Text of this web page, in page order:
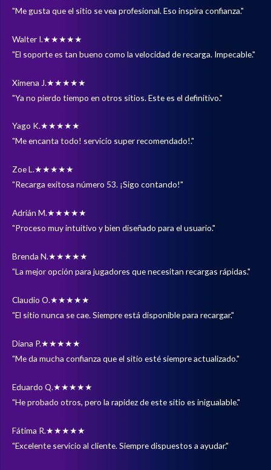
"Me gusta que el sitio se vea profesional. Eso inspira confianza."
Walter I.★★★★★
"El soporte es tan bueno como la velocidad de recarga. Impecable."
Ximena J.★★★★★
"Ya no pierdo tiempo en otros sitios. Este es el definitivo."
Yago K.★★★★★
"Me encanta todo! servicio super recomendado!."
Zoe L.★★★★★
"Recarga exitosa número 53. ¡Sigo contando!"
Adrián M.★★★★★
"Proceso muy intuitivo y bien diseñado para el usuario."
Brenda N.★★★★★
"La mejor opción para jugadores que necesitan recargas rápidas."
Claudio O.★★★★★
"El sitio nunca se cae. Siempre está disponible para recargar."
Diana P.★★★★★
"Me da mucha confianza que el sitio esté siempre actualizado."
Eduardo Q.★★★★★
"He probado otros, pero la rapidez de este sitio es inigualable."
Fátima R.★★★★★
"Excelente servicio al cliente. Siempre dispuestos a ayudar."